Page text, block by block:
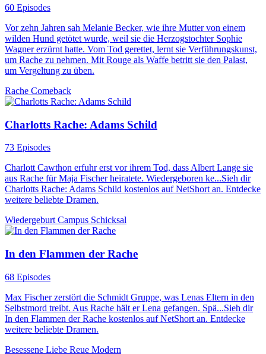
60 Episodes
Vor zehn Jahren sah Melanie Becker, wie ihre Mutter von einem
wilden Hund getötet wurde, weil sie die Herzogstochter Sophie
Wagner erzürnt hatte. Vom Tod gerettet, lernt sie Verführungskunst,
um Rache zu nehmen. Mit Rouge als Waffe betritt sie den Palast,
um Vergeltung zu üben.
Rache Comeback
Charlotts Rache: Adams Schild
73 Episodes
Charlott Cawthon erfuhr erst vor ihrem Tod, dass Albert Lange sie
aus Rache für Maja Fischer heiratete. Wiedergeboren ke...Sieh dir
Charlotts Rache: Adams Schild kostenlos auf NetShort an. Entdecke
weitere beliebte Dramen.
Wiedergeburt Campus Schicksal
In den Flammen der Rache
68 Episodes
Max Fischer zerstört die Schmidt Gruppe, was Lenas Eltern in den
Selbstmord treibt. Aus Rache hält er Lena gefangen. Spä...Sieh dir
In den Flammen der Rache kostenlos auf NetShort an. Entdecke
weitere beliebte Dramen.
Besessene Liebe Reue Modern